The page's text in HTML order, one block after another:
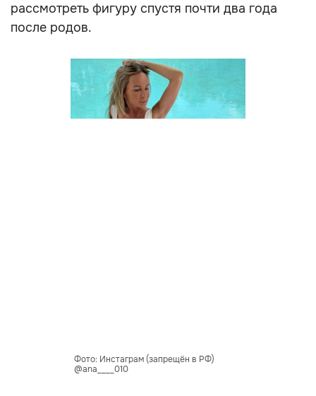
рассмотреть фигуру спустя почти два года
после родов.
Фото: Инстаграм (запрещён в РФ)
@ana____010